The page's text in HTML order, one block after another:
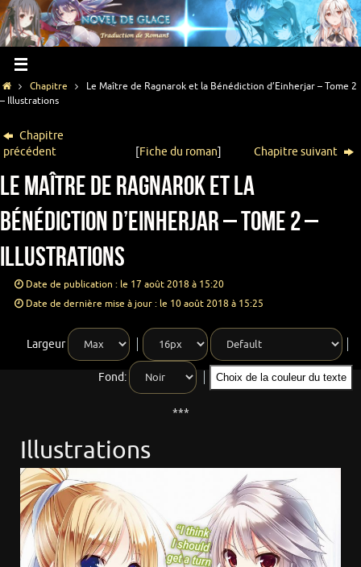
Chapitre
Le Maître de Ragnarok et la Bénédiction d’Einherjar – Tome 2
– Illustrations
Chapitre
précédent
[Fiche du roman] Chapitre suivant
Le Maître de Ragnarok et la
Bénédiction d’Einherjar – Tome 2 –
Illustrations
Date de publication : le 17 août 2018 à 15:20
Date de dernière mise à jour : le 10 août 2018 à 15:25
Largeur
Fond: Choix de la couleur du texte
***
Illustrations